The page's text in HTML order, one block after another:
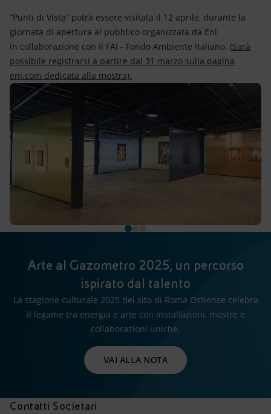
“Punti di Vista” potrà essere visitata il 12 aprile, durante la
giornata di apertura al pubblico organizzata da Eni
in collaborazione con il FAI - Fondo Ambiente Italiano. (Sarà
possibile registrarsi a partire dal 31 marzo sulla pagina
eni.com dedicata alla mostra).
Arte al Gazometro 2025, un percorso
ispirato dal talento
La stagione culturale 2025 del sito di Roma Ostiense celebra
il legame tra energia e arte con installazioni, mostre e
collaborazioni uniche.
VAI ALLA NOTA
Contatti Societari